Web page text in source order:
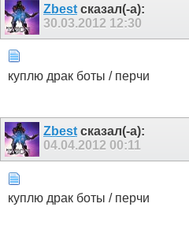
Zbest сказал(-а):
30.03.2012 12:30
куплю драк боты / перчи
Zbest сказал(-а):
04.04.2012 00:11
куплю драк боты / перчи